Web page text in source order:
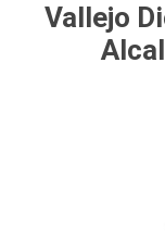
Vallejo